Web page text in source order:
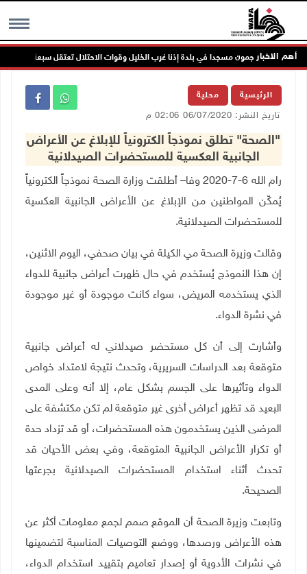
MENU أهم الاخبار
يهاجمون مسجدا في بلدة إذنا غرب الخليل وقوات الاحتلال تعتقل سبعة مواطنين
الرئيسية محلية
تاريخ النشر: 06/07/2020 02:06 م
"الصحة" تطلق نموذجاً الكترونياً للإبلاغ عن الأعراض
الجانبية العكسية للمستحضرات الصيدلانية
رام الله 6-7-2020 وفا– أطلقت وزارة الصحة نموذجاً الكترونياً
يُمكّن المواطنين من الإبلاغ عن الأعراض الجانبية العكسية
للمستحضرات الصيدلانية.
وقالت وزيرة الصحة مي الكيلة في بيان صحفي، اليوم الاثنين،
إن هذا النموذج يُستخدم في حال ظهرت أعراض جانبية للدواء
الذي يستخدمه المريض، سواء كانت موجودة أو غير موجودة
في نشرة الدواء.
وأشارت إلى أن كل مستحضر صيدلاني له أعراض جانبية
متوقعة بعد الدراسات السريرية، وتحدث نتيجة لامتداد خواص
الدواء وتأثيرها على الجسم بشكل عام، إلا أنه وعلى المدى
البعيد قد تظهر أعراض أخرى غير متوقعة لم تكن مكتشفة على
المرضى الذين يستخدمون هذه المستحضرات، أو قد تزداد حدة
أو تكرار الأعراض الجانبية المتوقعة، وفي بعض الأحيان قد
تحدث أثناء استخدام المستحضرات الصيدلانية بجرعتها
الصحيحة.
وتابعت وزيرة الصحة أن الموقع صمم لجمع معلومات أكثر عن
هذه الأعراض ورصدها، ووضع التوصيات المناسبة لتضمينها
في نشرات الأدوية أو إصدار تعاميم بتقييد استخدام الدواء،